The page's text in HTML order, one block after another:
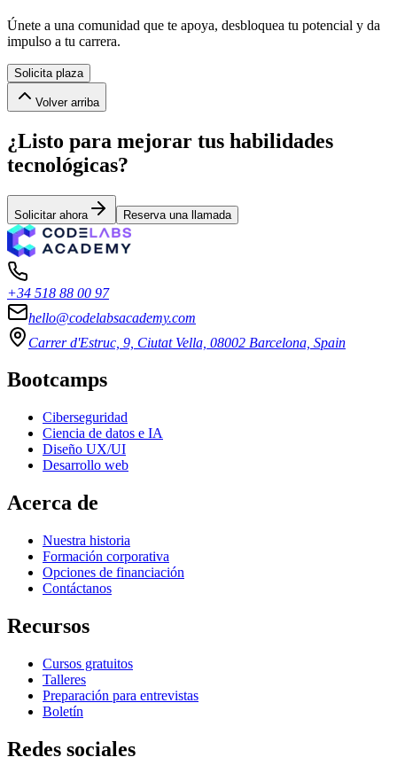
Únete a una comunidad que te apoya, desbloquea tu potencial y da
impulso a tu carrera.
Solicita plaza
Volver arriba
¿Listo para mejorar tus habilidades
tecnológicas?
Solicitar ahora Reserva una llamada
+34 518 88 00 97
hello@codelabsacademy.com
Carrer d'Estruc, 9, Ciutat Vella, 08002 Barcelona, Spain
Bootcamps
Ciberseguridad
Ciencia de datos e IA
Diseño UX/UI
Desarrollo web
Acerca de
Nuestra historia
Formación corporativa
Opciones de financiación
Contáctanos
Recursos
Cursos gratuitos
Talleres
Preparación para entrevistas
Boletín
Redes sociales